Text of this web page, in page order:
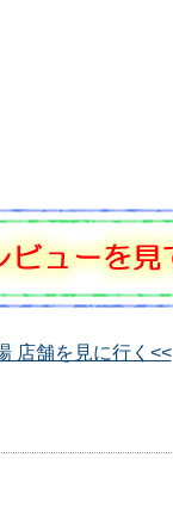
店舗を見に行く<<